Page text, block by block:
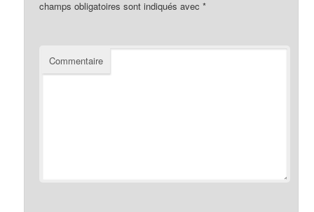
champs obligatoires sont indiqués avec*
Commentaire